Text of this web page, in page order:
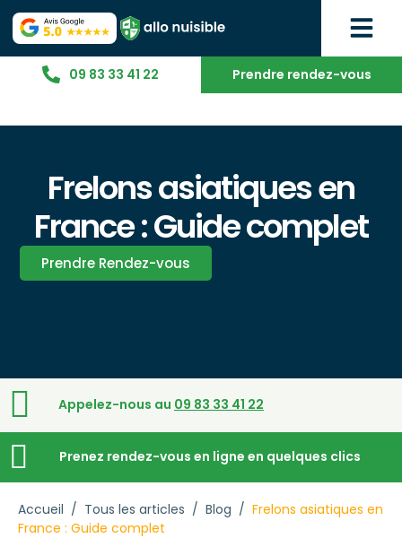
09 83 33 41 22 Prendre rendez-vous
Frelons asiatiques en
France : Guide complet
Prendre Rendez-vous
Appelez-nous au 09 83 33 41 22
Prenez rendez-vous en ligne en quelques clics
Accueil / Tous les articles / Blog / Frelons asiatiques en
France : Guide complet